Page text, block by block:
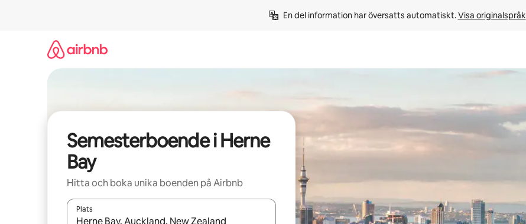
En del information har översatts automatiskt. Visa originalspråk
Semesterboende i Herne
Bay
Hitta och boka unika boenden på Airbnb
Plats
När resultaten är tillgängliga kan du navigera med upp- och nedåtpilarna eller utforska genom att trycka eller svepa.